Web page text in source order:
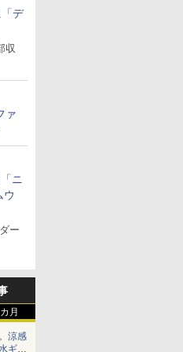
デ
収
ァ
ニ
ウ
ー
月
涼感
ギア